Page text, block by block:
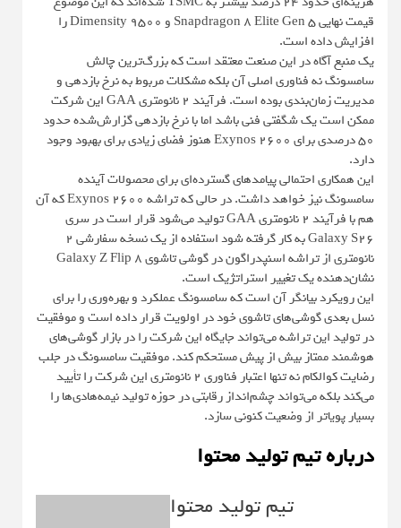
قیمت نهایی Snapdragon 8 Elite Gen 5 و Dimensity 9500 را
افزایش داده است.
یک منبع آگاه در این صنعت معتقد است که بزرگ‌ترین چالش
سامسونگ نه فناوری اصلی آن بلکه مشکلات مربوط به نرخ بازدهی و
مدیریت زمان‌بندی بوده است. فرآیند ۲ نانومتری GAA این شرکت
ممکن است یک شگفتی فنی باشد اما با نرخ بازدهی گزارش‌شده حدود
۵۰ درصدی برای Exynos 2600 هنوز فضای زیادی برای بهبود وجود
دارد.
این همکاری احتمالی پیامدهای گسترده‌ای برای محصولات آینده
سامسونگ نیز خواهد داشت. در حالی که تراشه Exynos 2600 که آن
هم با فرآیند ۲ نانومتری GAA تولید می‌شود قرار است در سری
Galaxy S26 به کار گرفته شود استفاده از یک نسخه سفارشی ۲
نانومتری از تراشه اسنپدراگون در گوشی تاشوی Galaxy Z Flip 8
نشان‌دهنده یک تغییر استراتژیک است.
این رویکرد بیانگر آن است که سامسونگ عملکرد و بهره‌وری را برای
نسل بعدی گوشی‌های تاشوی خود در اولویت قرار داده است و موفقیت
در تولید این تراشه می‌تواند جایگاه این شرکت را در بازار گوشی‌های
هوشمند ممتاز بیش از پیش مستحکم کند. موفقیت سامسونگ در جلب
رضایت کوالکام نه تنها اعتبار فناوری ۲ نانومتری این شرکت را تأیید
می‌کند بلکه می‌تواند چشم‌انداز رقابتی در حوزه تولید نیمه‌هادی‌ها را
بسیار پویاتر از وضعیت کنونی سازد.
درباره تیم تولید محتوا
تیم تولید محتوا